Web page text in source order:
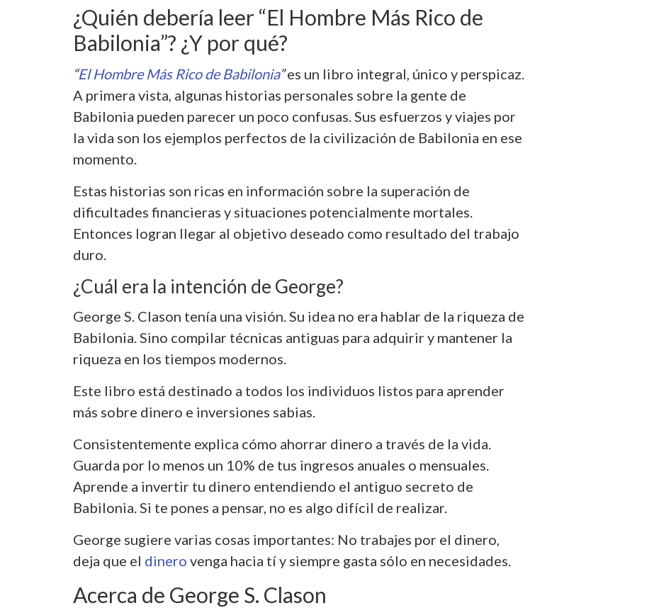
¿Quién debería leer “El Hombre Más Rico de
Babilonia”? ¿Y por qué?
“El Hombre Más Rico de Babilonia”es un libro integral, único y perspicaz.
A primera vista, algunas historias personales sobre la gente de
Babilonia pueden parecer un poco confusas. Sus esfuerzos y viajes por
la vida son los ejemplos perfectos de la civilización de Babilonia en ese
momento.
Estas historias son ricas en información sobre la superación de
dificultades financieras y situaciones potencialmente mortales.
Entonces logran llegar al objetivo deseado como resultado del trabajo
duro.
¿Cuál era la intención de George?
George S. Clason tenía una visión. Su idea no era hablar de la riqueza de
Babilonia. Sino compilar técnicas antiguas para adquirir y mantener la
riqueza en los tiempos modernos.
Este libro está destinado a todos los individuos listos para aprender
más sobre dinero e inversiones sabias.
Consistentemente explica cómo ahorrar dinero a través de la vida.
Guarda por lo menos un 10% de tus ingresos anuales o mensuales.
Aprende a invertir tu dinero entendiendo el antiguo secreto de
Babilonia. Si te pones a pensar, no es algo difícil de realizar.
George sugiere varias cosas importantes: No trabajes por el dinero,
deja que el dinero venga hacia tí y siempre gasta sólo en necesidades.
Acerca de George S. Clason